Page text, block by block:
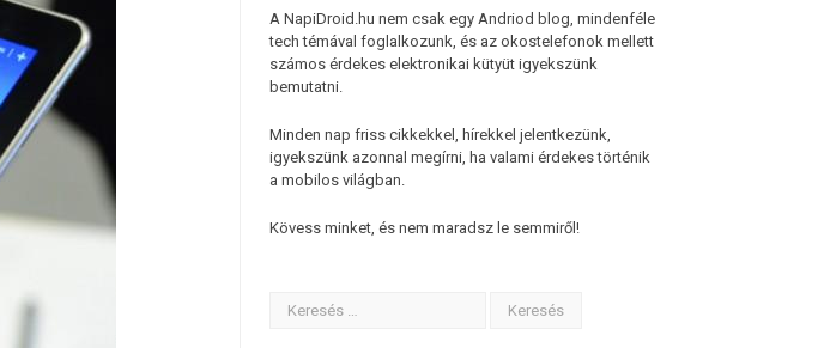
A NapiDroid.hu nem csak egy Andriod blog, mindenféle
tech témával foglalkozunk, és az okostelefonok mellett
számos érdekes elektronikai kütyüt igyekszünk
bemutatni.
Minden nap friss cikkekkel, hírekkel jelentkezünk,
igyekszünk azonnal megírni, ha valami érdekes történik
a mobilos világban.
Kövess minket, és nem maradsz le semmiről!